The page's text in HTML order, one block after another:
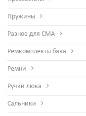
Пружины
Разное для СМА
Ремкомплекты бака
Ремни
Ручки люка
Сальники